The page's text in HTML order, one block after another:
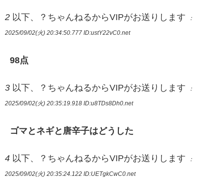
2 以下、？ちゃんねるからVIPがお送りします ：
2025/09/02(火) 20:34:50.777 ID:ustY22vC0.net
98点
3 以下、？ちゃんねるからVIPがお送りします ：
2025/09/02(火) 20:35:19.918 ID:u8TDs8Dh0.net
ゴマとネギと唐辛子はどうした
4 以下、？ちゃんねるからVIPがお送りします ：
2025/09/02(火) 20:35:24.122 ID:UETgkCwC0.net